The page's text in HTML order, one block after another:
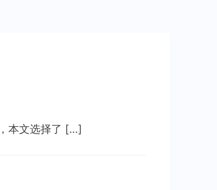
本文选择了 […]